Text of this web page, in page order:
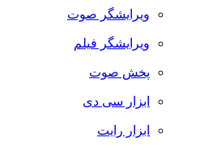
ویرایشگر صوت
ویرایشگر فیلم
پخش صوت
ابزار سی دی
ابزار رایت